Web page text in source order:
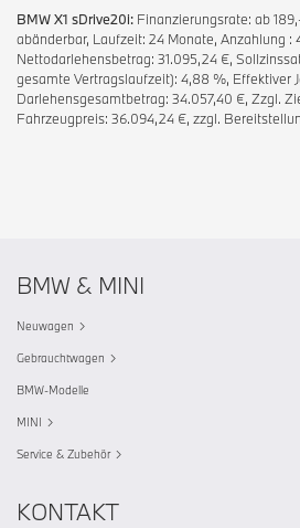
BMW X1 sDrive20i: Finanzierungsrate: ab
abänderbar, Laufzeit: 24 Monate, Anzahlung :
Nettodarlehensbetrag: 31.095,24 €,
gesamte Vertragslaufzeit): 4,88 %, Effektiver
Darlehensgesamtbetrag: 34.057,40 €, Zzgl.
Fahrzeugpreis: 36.094,24 €, zzgl.
BMW & MINI
Neuwagen
Gebrauchtwagen
BMW-Modelle
MINI
Service & Zubehör
KONTAKT